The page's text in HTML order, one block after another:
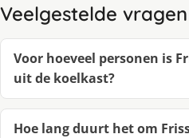
Veelgestelde vragen
Voor hoeveel personen is
uit de koelkast?
Hoe lang duurt het om